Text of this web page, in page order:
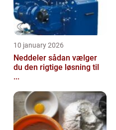
10 january 2026
Neddeler sådan vælger
du den rigtige løsning til
...